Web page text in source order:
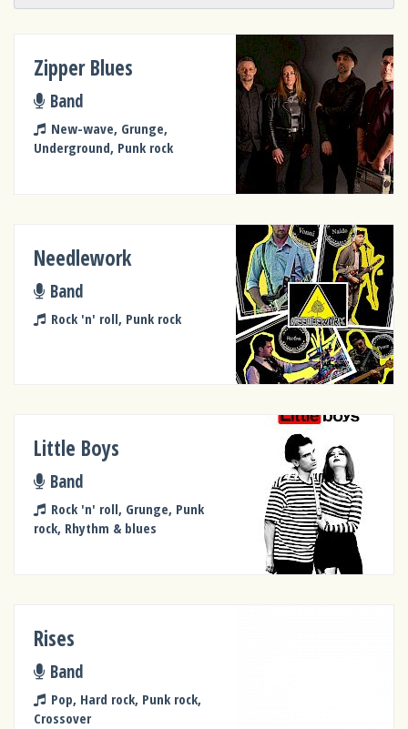
Zipper Blues
Band
New-wave, Grunge,
Underground, Punk rock
Needlework
Band
Rock 'n' roll, Punk rock
Little Boys
Band
Rock 'n' roll, Grunge, Punk
rock, Rhythm & blues
Rises
Band
Pop, Hard rock, Punk rock,
Crossover